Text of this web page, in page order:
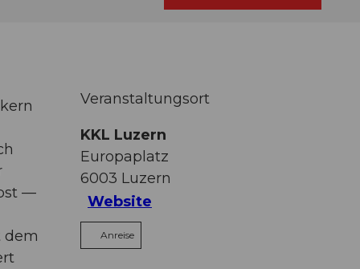
—
dem
Veranstaltungsort
KKL Luzern
Europaplatz
6003 Luzern
Website
Anreise